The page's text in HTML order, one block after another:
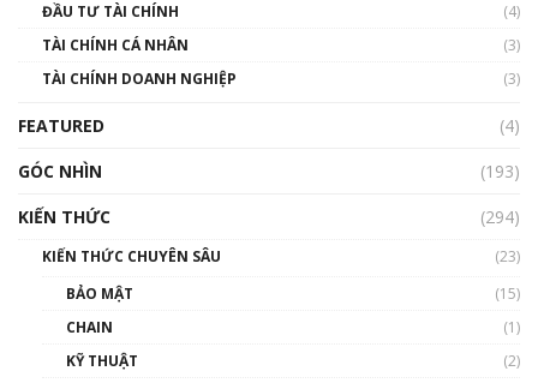
00:02:14
đến hệ sinh thái tiền mã hoá | Phổ cập
ĐẦU TƯ TÀI CHÍNH
(4)
TÀI CHÍNH CÁ NHÂN
(3)
TÀI CHÍNH DOANH NGHIỆP
(3)
FEATURED
(4)
GÓC NHÌN
(193)
KIẾN THỨC
(294)
KIẾN THỨC CHUYÊN SÂU
(23)
BẢO MẬT
(15)
CHAIN
(1)
KỸ THUẬT
(2)